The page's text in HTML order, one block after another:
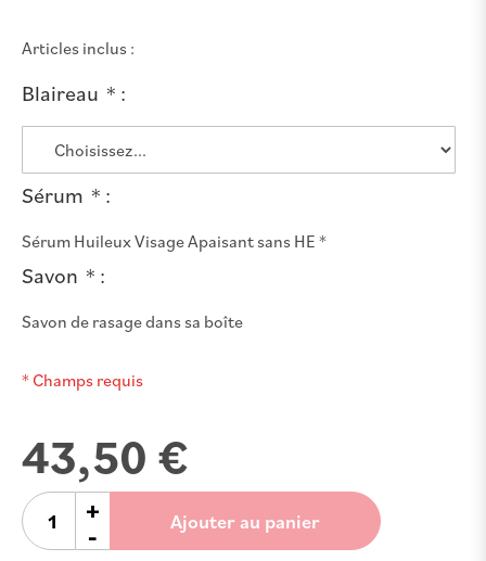
beginning
the
gallery
Articles inclus :
Blaireau
Sérum
Sérum Huileux Visage Apaisant sans HE *
Savon
Savon de rasage dans sa boîte
* Champs requis
-
+ Ajouter au panier
43,50 €